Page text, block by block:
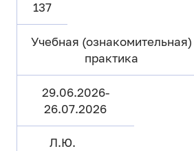
137
Учебная (ознакомительная)
практика
29.06.2026-
26.07.2026
Л.Ю.